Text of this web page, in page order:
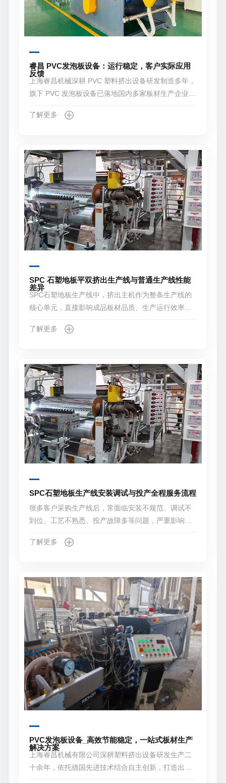
睿昌 PVC发泡板设备：运行稳定，客户实际应用
反馈
上海睿昌机械深耕 PVC 塑料挤出设备研发制造多年，
旗下 PVC 发泡板设备已落地国内多家板材生产企业，
累了诸多真实应用反馈。
了解更多
SPC 石塑地板平双挤出生产线与普通生产线性能
差异
SPC石塑地板生产线中，挤出主机作为整条生产线的
核心单元，直接影响成品板材品质、生产运行效率与
按核心挤出结构可分为平行双螺杆挤出型与普通挤出
梳理两类生产线的性能区别，为设备选型提供参考依
据。
了解更多
SPC石塑地板生产线安装调试与投产全程服务流程
很多客户采购生产线后，常面临安装不规范、调试不
到位、工艺不熟悉、投产故障多等问题，严重影响生
板生产线源头厂家，拥有标准化、一站式安装调试与
产。
了解更多
PVC发泡板设备_高效节能稳定，一站式板材生产
解决方案
上海睿昌机械有限公司深耕塑料挤出设备研发生产二
十余年，依托德国先进技术结合自主创新，打造出高